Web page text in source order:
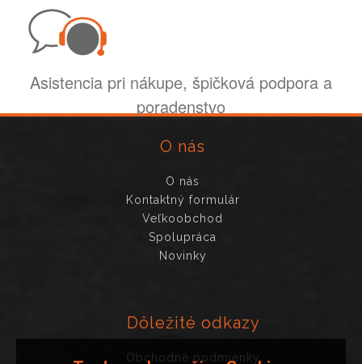
Asistencia pri nákupe, špičková podpora a
poradenstvo
O nás
O nás
Kontaktný formulár
Veľkoobchod
Spolupráca
Novinky
Dôležité odkazy
Obchodné podmienky